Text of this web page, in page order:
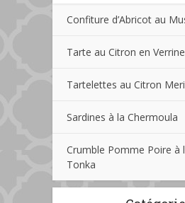
Confiture d’Abricot au
Tarte au Citron en Verrine
Tartelettes au Citron
Sardines à la Chermoula
Crumble Pomme Poire à
Tonka